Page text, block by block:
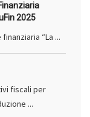
2025
“La ...
fiscali per
...